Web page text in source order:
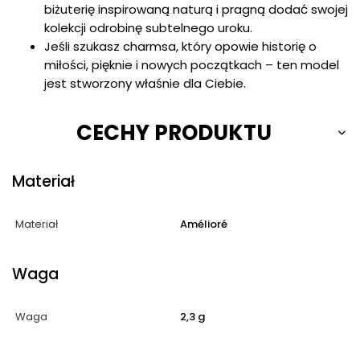
biżuterię inspirowaną naturą i pragną dodać swojej
kolekcji odrobinę subtelnego uroku.
Jeśli szukasz charmsa, który opowie historię o
miłości, pięknie i nowych początkach – ten model
jest stworzony właśnie dla Ciebie.
CECHY PRODUKTU
Materiał
Materiał Amélioré
Waga
Waga 2,3 g